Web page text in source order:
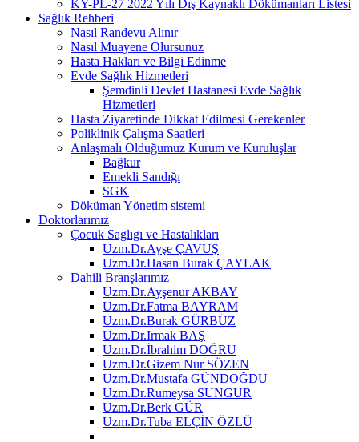
KY-PL-27 2022 Yılı Dış Kaynaklı Dökümanları Listesi
Sağlık Rehberi
Nasıl Randevu Alınır
Nasıl Muayene Olursunuz
Hasta Hakları ve Bilgi Edinme
Evde Sağlık Hizmetleri
Şemdinli Devlet Hastanesi Evde Sağlık
Hizmetleri
Hasta Ziyaretinde Dikkat Edilmesi Gerekenler
Poliklinik Çalışma Saatleri
Anlaşmalı Olduğumuz Kurum ve Kuruluşlar
Bağkur
Emekli Sandığı
SGK
Döküman Yönetim sistemi
Doktorlarımız
Çocuk Saglıgı ve Hastalıkları
Uzm.Dr.Ayşe ÇAVUŞ
Uzm.Dr.Hasan Burak ÇAYLAK
Dahili Branşlarımız
Uzm.Dr.Ayşenur AKBAY
Uzm.Dr.Fatma BAYRAM
Uzm.Dr.Burak GÜRBÜZ
Uzm.Dr.Irmak BAŞ
Uzm.Dr.İbrahim DOĞRU
Uzm.Dr.Gizem Nur SÖZEN
Uzm.Dr.Mustafa GÜNDOĞDU
Uzm.Dr.Rumeysa SUNGUR
Uzm.Dr.Berk GÜR
Uzm.Dr.Tuba ELÇİN ÖZLÜ